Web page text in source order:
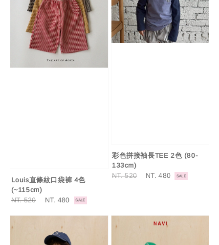
Louis直條紋口袋褲 4色
(~115cm)
Regular
NT. 520
Sale
NT. 480 SALE
彩色拼接袖長TEE 2色 (80-
133cm)
Regular
NT. 520
Sale
NT. 480 SALE